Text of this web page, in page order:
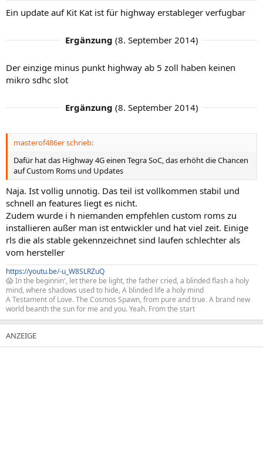
Ein update auf Kit Kat ist für highway erstableger verfugbar
Ergänzung (8. September 2014)
Der einzige minus punkt highway ab 5 zoll haben keinen
mikro sdhc slot
Ergänzung (8. September 2014)
masterof486er schrieb:
Dafür hat das Highway 4G einen Tegra SoC, das erhöht die Chancen
auf Custom Roms und Updates
Naja. Ist vollig unnotig. Das teil ist vollkommen stabil und
schnell an features liegt es nicht.
Zudem wurde i h niemanden empfehlen custom roms zu
installieren außer man ist entwickler und hat viel zeit. Einige
rls die als stable gekennzeichnet sind laufen schlechter als
vom hersteller
https://youtu.be/-u_W8SLRZuQ
😱 In the beginnin', let there be light, the father cried, a blinded flash a holy
mind, where shadows used to hide, A blinded life a holy mind
A Testament of Love. The Cosmos Spawn, from pure and true. A brand new
world beanth the sun for me and you. Yeah. From the start